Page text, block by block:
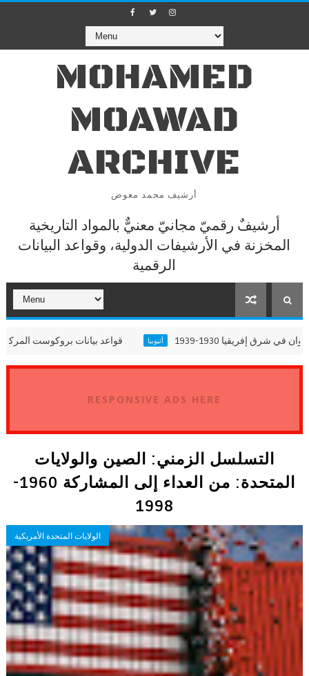
MOHAMED
MOAWAD
ARCHIVE
أرشيف محمد معوض
أرشيفٌ رقميّ مجانيّ معنيٌّ بالمواد التاريخية
المخزنة في الأرشيفات الدولية، وقواعد البيانات
الرقمية
قواعد بيانات بروكوست أثيوبيا في شرق إفريقيا 1930-1939
RESPONSIVE ADS HERE
التسلسل الزمني: الصين والولايات
المتحدة: من العداء إلى المشاركة 1960-
1998
الولايات المتحدة الأمريكية